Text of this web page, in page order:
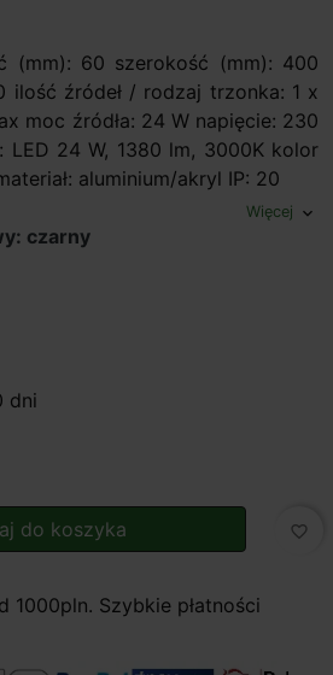
(mm): 60 szerokość (mm): 400
ilość źródeł / rodzaj trzonka: 1 x
moc źródła: 24 W napięcie: 230
LED 24 W, 1380 lm, 3000K kolor
aluminium/akryl IP: 20
Więcej expand_more
czarny
dni
do koszyka favorite_border
1000pln. Szybkie płatności